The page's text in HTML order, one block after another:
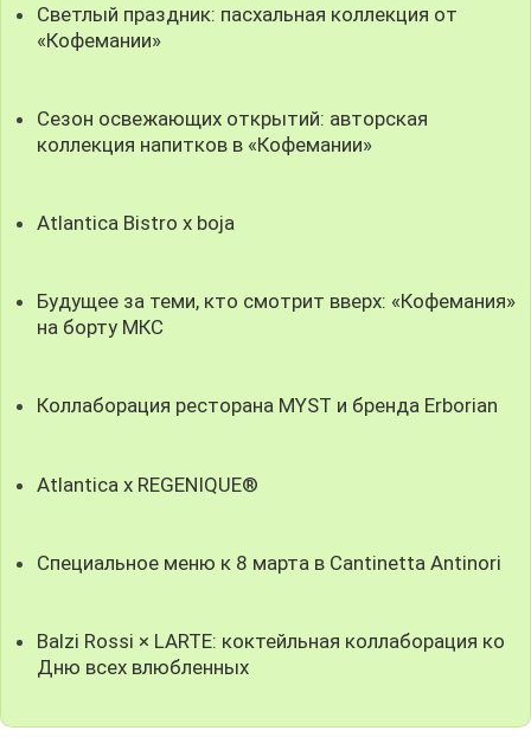
Светлый праздник: пасхальная коллекция от
«Кофемании»
Сезон освежающих открытий: авторская
коллекция напитков в «Кофемании»
Atlantica Bistro x boja
Будущее за теми, кто смотрит вверх: «Кофемания»
на борту МКС
Коллаборация ресторана MYST и бренда Erborian
Atlantica x REGENIQUE®
Специальное меню к 8 марта в Cantinetta Antinori
Balzi Rossi × LARTE: коктейльная коллаборация ко
Дню всех влюбленных